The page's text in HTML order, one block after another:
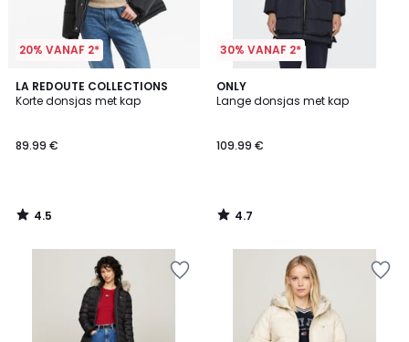
20% VANAF 2*
LA REDOUTE COLLECTIONS
Korte donsjas met kap
89.99 €
4.5
/ 5
4.5
/
30% VANAF 2*
ONLY
Lange donsjas met kap
109.99 €
4.7
/ 5
4.7
/